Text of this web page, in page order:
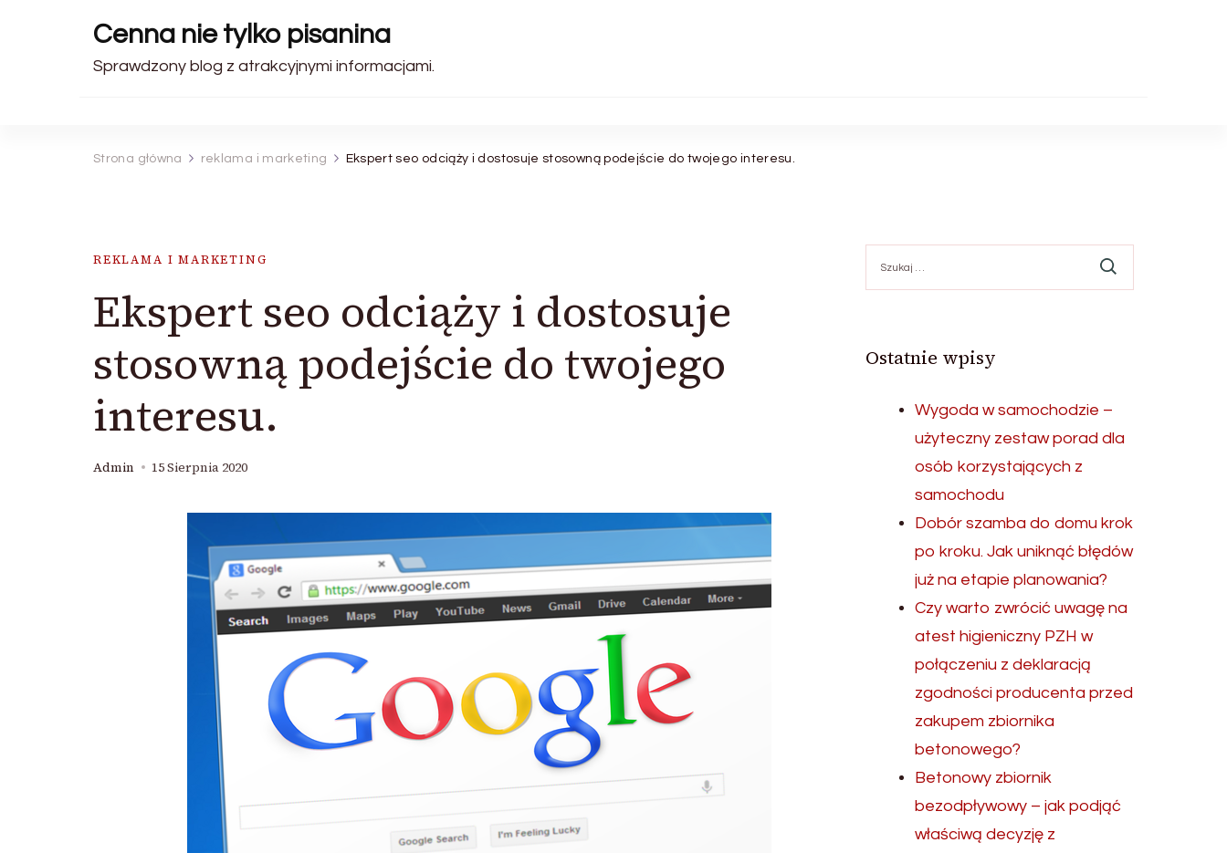
Cenna nie tylko pisanina
Sprawdzony blog z atrakcyjnymi informacjami.
Strona główna reklama i marketing Ekspert seo odciąży i dostosuje stosowną podejście do twojego interesu.
REKLAMA I MARKETING
Ekspert seo odciąży i dostosuje
stosowną podejście do twojego
interesu.
Admin 15 Sierpnia 2020
Ostatnie wpisy
Wygoda w samochodzie –
użyteczny zestaw porad dla
osób korzystających z
samochodu
Dobór szamba do domu krok
po kroku. Jak uniknąć błędów
już na etapie planowania?
Czy warto zwrócić uwagę na
atest higieniczny PZH w
połączeniu z deklaracją
zgodności producenta przed
zakupem zbiornika
betonowego?
Betonowy zbiornik
bezodpływowy – jak podjąć
właściwą decyzję z